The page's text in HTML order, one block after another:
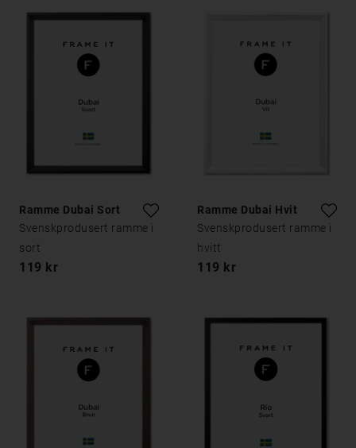
Ramme Dubai Sort
Svenskprodusert ramme i
sort
119 kr
Ramme Dubai Hvit
Svenskprodusert ramme i
hvitt
119 kr